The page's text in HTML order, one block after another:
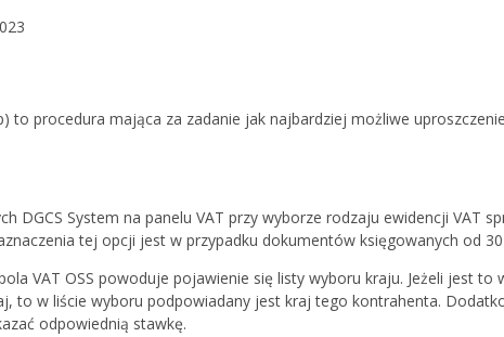
to procedura mająca za zadanie jak najbardziej możliwe
DGCS System na panelu VAT przy wyborze rodzaju ewidencji VAT
tej opcji jest w przypadku dokumentów księgowanych od
VAT OSS powoduje pojawienie się listy wyboru kraju. Jeżeli jest
to w liście wyboru podpowiadany jest kraj tego kontrahenta.
odpowiednią stawkę.